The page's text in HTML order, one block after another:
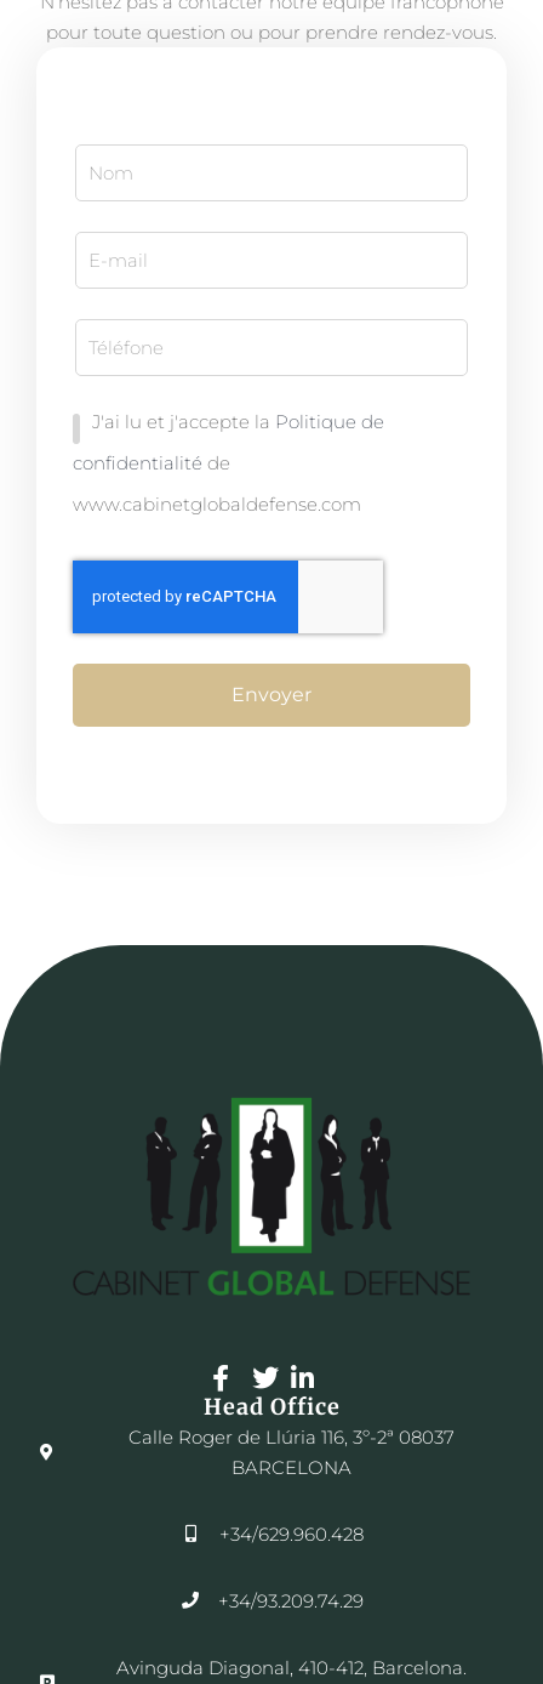
pour toute question ou pour prendre rendez-vous.
J'ai lu et j'accepte la Politique de
confidentialité de
www.cabinetglobaldefense.com
Envoyer
Head Office
Calle Roger de Llúria 116, 3º-2ª 08037
BARCELONA
+34/629.960.428
+34/93.209.74.29
Avinguda Diagonal, 410-412, Barcelona.